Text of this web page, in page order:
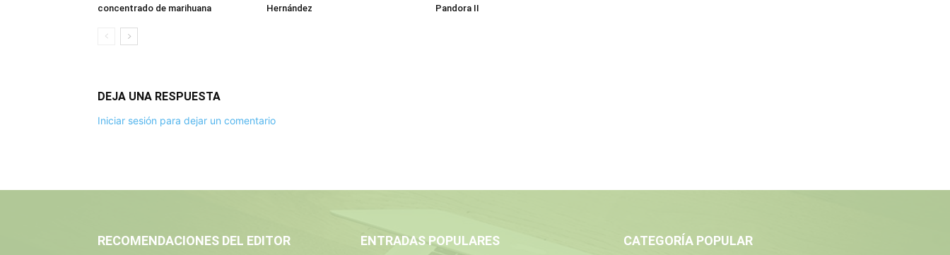
concentrado de marihuana
Hernández
Pandora II
DEJA UNA RESPUESTA
Iniciar sesión para dejar un comentario
RECOMENDACIONES DEL EDITOR ENTRADAS POPULARES CATEGORÍA POPULAR